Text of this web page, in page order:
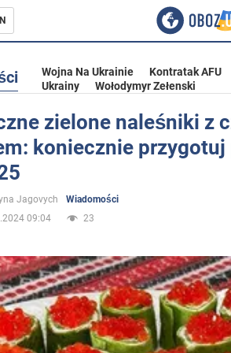
Ukrainie
Wojna Na Ukrainie Kontratak AFU
Ukrainy
Wołodymyr Zełenski
zielone naleśniki z
koniecznie
Jagovych
Wiadomości
09:04
23